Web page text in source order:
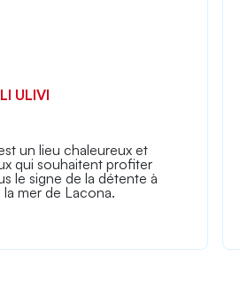
ULIVI
un lieu chaleureux et
qui souhaitent profiter
le signe de la détente à
mer de Lacona.